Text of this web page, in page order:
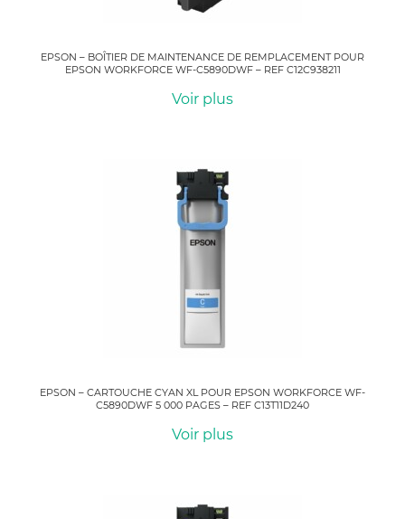
EPSON – BOÎTIER DE MAINTENANCE DE REMPLACEMENT POUR
EPSON WORKFORCE WF-C5890DWF – REF C12C938211
Voir plus
EPSON – CARTOUCHE CYAN XL POUR EPSON WORKFORCE WF-
C5890DWF 5 000 PAGES – REF C13T11D240
Voir plus